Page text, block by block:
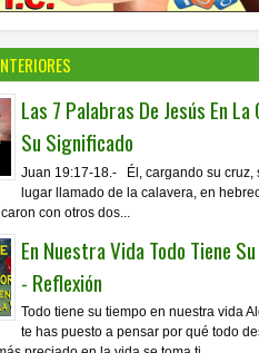
Las 7 Palabras De Jesús En La
Su Significado
Juan 19:17-18.- Él, cargando su cruz,
lugar llamado de la calavera, en
con otros dos...
En Nuestra Vida Todo Tiene
- Reflexión
Todo tiene su tiempo en nuestra vida
te has puesto a pensar por qué todo